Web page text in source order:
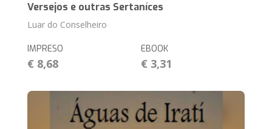
Versejos e outras Sertaníces
Luar do Conselheiro
IMPRESO
€ 8,68
EBOOK
€ 3,31